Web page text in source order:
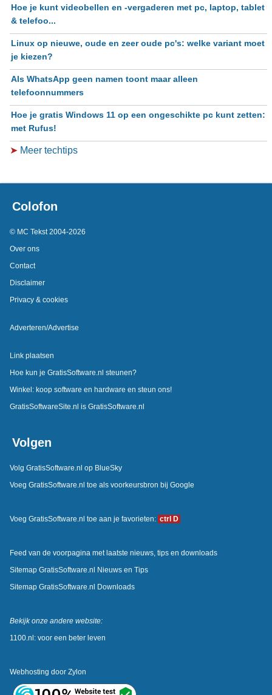
Hoe je kunt videobellen en -vergaderen met pc, laptop, tablet
& telefoo...
Linux op nieuwe, oude en zeer oude pc's: welke variant moet
je kiezen?
Als WhatsApp geen namen toont maar alleen
telefoonnummers
Hoe je gratis Windows 11 op een ongeschikte pc kunt zetten:
met Rufus!
➤ Meer techtips
Colofon
© MC Tekst 2004-2026
Over ons
Contact
Disclaimer
Privacy & cookies
Adverteren/Advertise
Link plaatsen
Hoe kun je GratisSoftware.nl steunen?
Winkel: koop software en hardware en steun ons!
GratisSoftwareSite.nl is GratisSoftware.nl
Volgen
Volg GratisSoftware.nl op BlueSky
Voeg GratisSoftware.nl toe als voorkeursbron bij Google
Voeg GratisSoftware.nl toe aan je favorieten: ctrl D
Feed van de voorpagina met laatste nieuws, tips en downloads
Sitemap GratisSoftware.nl Nieuws en Tips
Sitemap GratisSoftware.nl Downloads
Bekijk onze andere website:
1100.nl: voor een beter leven
Webhosting door Zylon